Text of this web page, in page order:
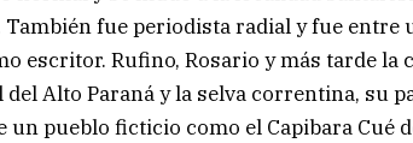
fue periodista radial y fue entre
escritor. Rufino, Rosario y más tarde la
Alto Paraná y la selva correntina, su
un pueblo ficticio como el Capibara Cué